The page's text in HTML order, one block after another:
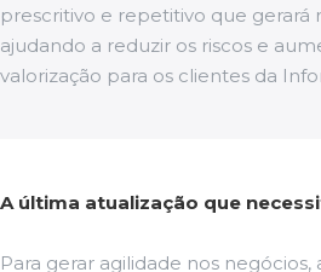
prescritivo e repetitivo que gerará
ajudando a reduzir os riscos e
valorização para os clientes da
A última atualização que
Para gerar agilidade nos